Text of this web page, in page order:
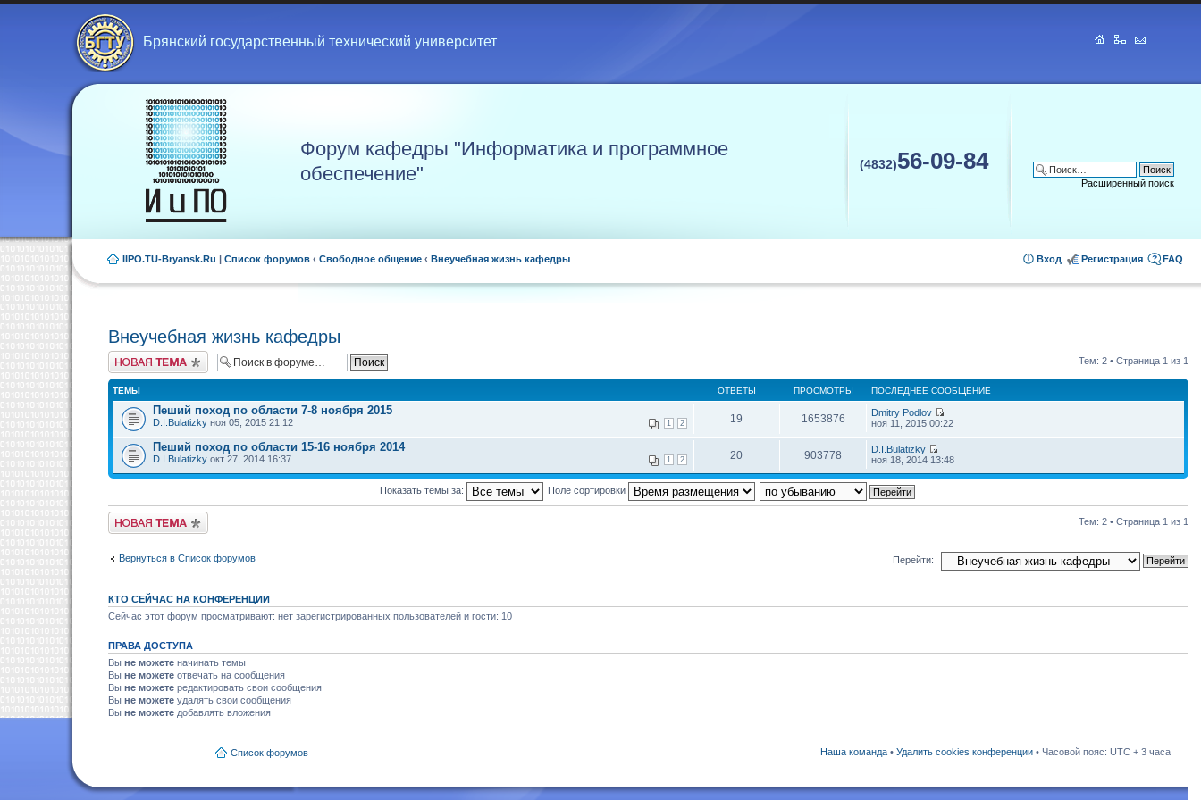
Брянский государственный технический университет
Форум кафедры "Информатика и программное
обеспечение"
(4832)56-09-84
Расширенный поиск
IIPO.TU-Bryansk.Ru | Список форумов ‹ Свободное общение ‹ Внеучебная жизнь кафедры FAQ
Регистрация
Вход
Внеучебная жизнь кафедры
Новая тема Тем: 2 • Страница 1 из 1
ТЕМЫ ОТВЕТЫ ПРОСМОТРЫ ПОСЛЕДНЕЕ СООБЩЕНИЕ
Пеший поход по области 7-8 ноября 2015
1 2
D.I.Bulatizky ноя 05, 2015 21:12 19 1653876
Dmitry Podlov
ноя 11, 2015 00:22
Пеший поход по области 15-16 ноября 2014
1 2
D.I.Bulatizky окт 27, 2014 16:37 20 903778
D.I.Bulatizky
ноя 18, 2014 13:48
Показать темы за: Поле сортировки
Новая тема Тем: 2 • Страница 1 из 1
Вернуться в Список форумов Перейти:
КТО СЕЙЧАС НА КОНФЕРЕНЦИИ
Сейчас этот форум просматривают: нет зарегистрированных пользователей и гости: 10
ПРАВА ДОСТУПА
Вы не можете начинать темы
Вы не можете отвечать на сообщения
Вы не можете редактировать свои сообщения
Вы не можете удалять свои сообщения
Вы не можете добавлять вложения
Список форумов Наша команда • Удалить cookies конференции • Часовой пояс: UTC + 3 часа